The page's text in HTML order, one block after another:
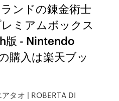
ンドの錬金術士
ミアムボックス
版 - Nintendo
購入は楽天ブッ
タオ | ROBERTA DI